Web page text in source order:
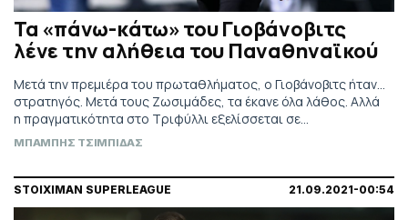
Τα «πάνω-κάτω» του Γιοβάνοβιτς
λένε την αλήθεια του Παναθηναϊκού
Μετά την πρεμιέρα του πρωταθλήματος, ο Γιοβάνοβιτς ήταν…
στρατηγός. Μετά τους Ζωσιμάδες, τα έκανε όλα λάθος. Αλλά
η πραγματικότητα στο Τριφύλλι εξελίσσεται σε
παραλογισμό.
ΜΠΑΜΠΗΣ ΤΣΙΜΠΙΔΑΣ
STOIXIMAN SUPERLEAGUE 21.09.2021-00:54